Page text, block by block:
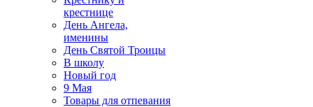
крестнице
День Ангела,
именины
День Святой Троицы
В школу
Новый год
9 Мая
Товары для отпевания